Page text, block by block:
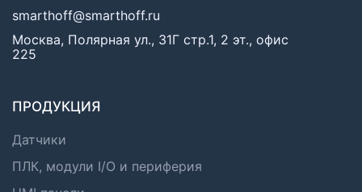
smarthoff@smarthoff.ru
Москва, Полярная ул., 31Г стр.1, 2 эт., офис
225
ПРОДУКЦИЯ
Датчики
ПЛК, модули I/O и периферия